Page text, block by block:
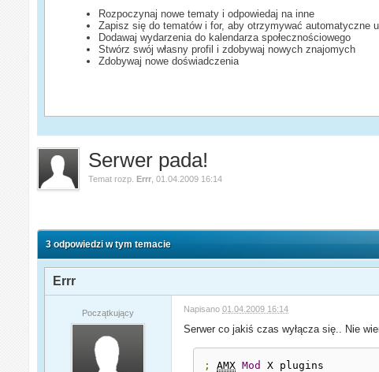
Rozpoczynaj nowe tematy i odpowiedaj na inne
Zapisz się do tematów i for, aby otrzymywać automatyczne
Dodawaj wydarzenia do kalendarza społecznościowego
Stwórz swój własny profil i zdobywaj nowych znajomych
Zdobywaj nowe doświadczenia
Serwer pada!
Temat rozp.Errr ,01.04.2009 16:14
3 odpowiedzi w tym temacie
Errr
Początkujący Napisano01.04.2009 16:14
Serwer co jakiś czas wyłącza się.. Nie
; AMX Mod X plugins